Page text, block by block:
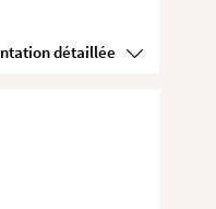
Voir la présentation détaillée